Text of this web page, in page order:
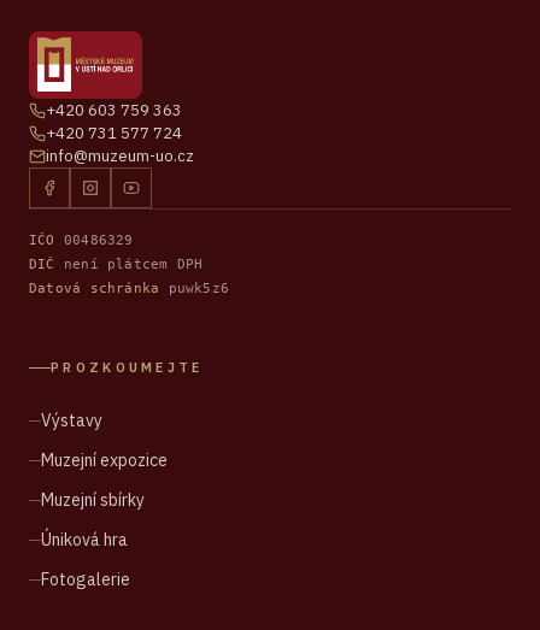
+420 603 759 363
+420 731 577 724
info@muzeum-uo.cz
IČO
00486329
DIČ
není plátcem DPH
Datová schránka
puwk5z6
PROZKOUMEJTE
Výstavy
Muzejní expozice
Muzejní sbírky
Úniková hra
Fotogalerie